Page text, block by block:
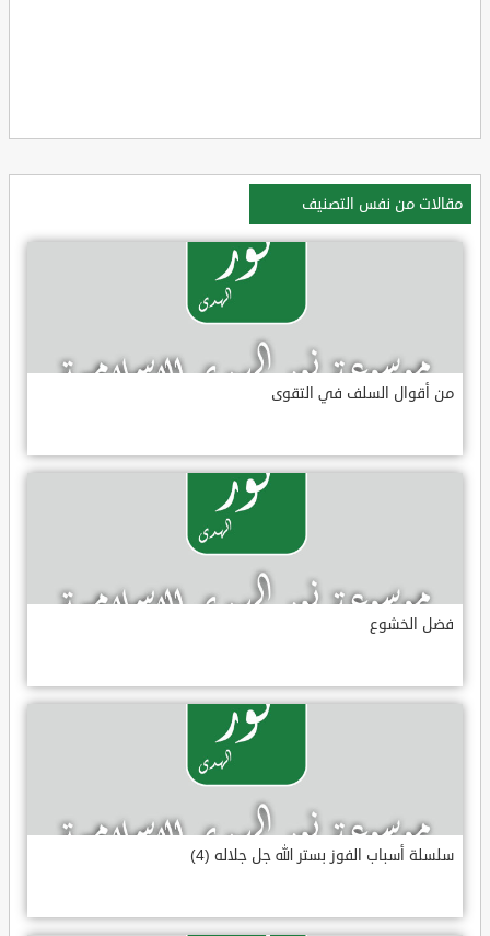
مقالات من نفس التصنيف
من أقوال السلف في التقوى
فضل الخشوع
سلسلة أسباب الفوز بستر الله جل جلاله (4)